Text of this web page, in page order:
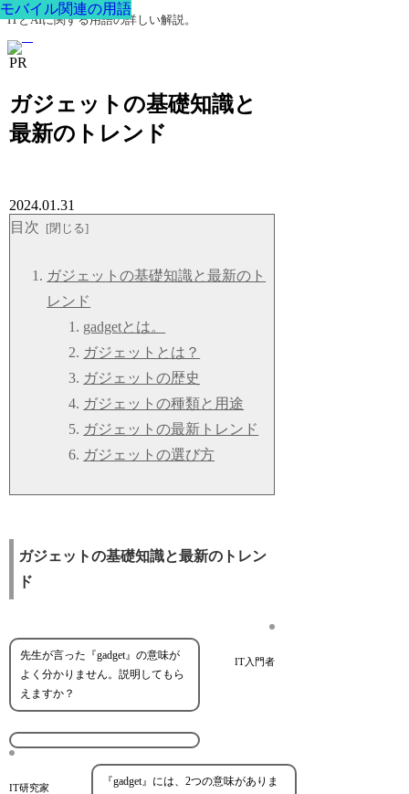
ITとAIに関する用語の詳しい解説。
PR
ガジェットの基礎知識と
最新のトレンド
モバイル関連の用語
2024.01.31
目次
ガジェットの基礎知識と最新のト
レンド
gadgetとは。
ガジェットとは？
ガジェットの歴史
ガジェットの種類と用途
ガジェットの最新トレンド
ガジェットの選び方
ガジェットの基礎知識と最新のトレン
ド
IT入門者
先生が言った『gadget』の意味が
よく分かりません。説明してもら
えますか？
IT研究家
『gadget』には、2つの意味がありま
モバイル関連の用語
モバイル関連の用語
モバイル関連の用語
モバイル関連の用語
モバイル関連の用語
モバイル関連の用語